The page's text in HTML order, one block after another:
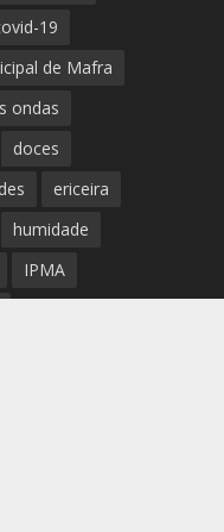
19
de Mafra
ondas
doces
ericeira
humidade
IPMA